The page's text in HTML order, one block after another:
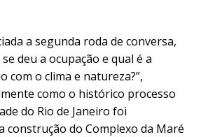
a segunda roda de conversa,
deu a ocupação e qual é a
com o clima e natureza?”,
como o histórico processo
do Rio de Janeiro foi
construção do Complexo da Maré